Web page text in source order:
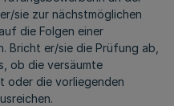
sie zur nächstmöglichen
die Folgen einer
Bricht er/sie die Prüfung ab,
ob die versäumte
oder die vorliegenden